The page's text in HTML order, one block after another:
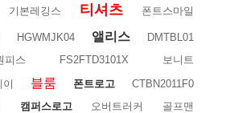
기본레깅스 티셔츠 폰트스마일
HGWMJK04 앨리스
DMTBL01
피스 FS2FTD3101X
보니트
이 블룸 폰트로고
CTBN2011F0
캠퍼스로고 오버트러커 골프맨